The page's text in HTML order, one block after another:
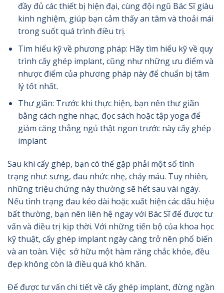
đầy đủ các thiết bị hiện đại, cùng đội ngũ Bác Sĩ giàu
kinh nghiệm, giúp bạn cảm thấy an tâm và thoải mái
trong suốt quá trình điều trị.
Tìm hiểu kỹ về phương pháp: Hãy tìm hiểu kỹ về quy
trình cấy ghép implant, cũng như những ưu điểm và
nhược điểm của phương pháp này để chuẩn bị tâm
lý tốt nhất.
Thư giãn: Trước khi thực hiện, bạn nên thư giãn
bằng cách nghe nhạc, đọc sách hoặc tập yoga để
giảm căng thẳng ngủ thật ngon trước này cấy ghép
implant
Sau khi cấy ghép, bạn có thể gặp phải một số tình
trạng như: sưng, đau nhức nhẹ, chảy máu. Tuy nhiên,
những triệu chứng này thường sẽ hết sau vài ngày.
Nếu tình trạng đau kéo dài hoặc xuất hiện các dấu hiệu
bất thường, bạn nên liên hệ ngay với Bác Sĩ để được tư
vấn và điều trị kịp thời. Với những tiến bộ của khoa học
kỹ thuật, cấy ghép implant ngày càng trở nên phổ biến
và an toàn. Việc sở hữu một hàm răng chắc khỏe, đều
đẹp không còn là điều quá khó khăn.
Để được tư vấn chi tiết về cấy ghép implant, đừng ngần